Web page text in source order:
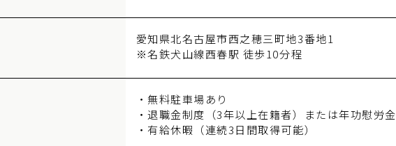
愛知県北名古屋市西之穂三町地3番地1
※名鉄犬山線西春駅 徒歩10分程
・無料駐車場あり
・退職金制度（3年以上在籍者）または年功慰労
・有給休暇（連続3日間取得可能）